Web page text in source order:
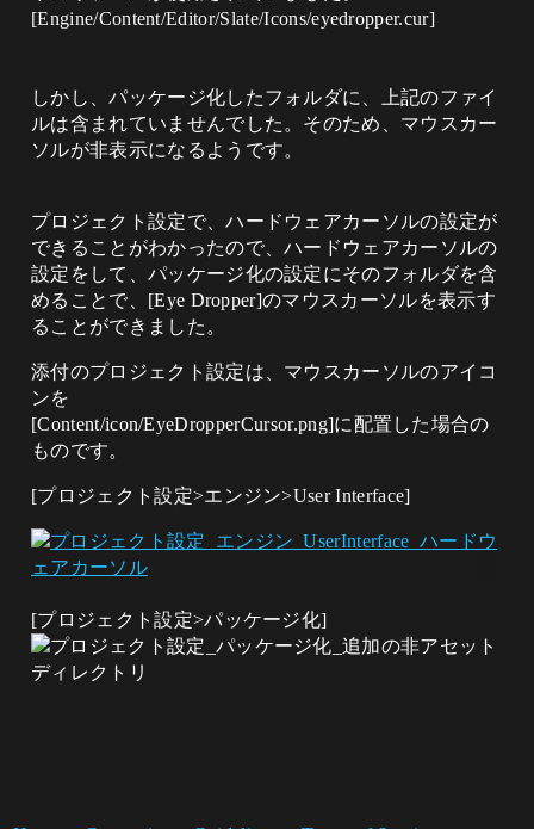
[Engine/Content/Editor/Slate/Icons/eyedropper.cur]
しかし、パッケージ化したフォルダに、上記のファイ
ルは含まれていませんでした。そのため、マウスカー
ソルが非表示になるようです。
プロジェクト設定で、ハードウェアカーソルの設定が
できることがわかったので、ハードウェアカーソルの
設定をして、パッケージ化の設定にそのフォルダを含
めることで、[Eye Dropper]のマウスカーソルを表示す
ることができました。
添付のプロジェクト設定は、マウスカーソルのアイコ
ンを
[Content/icon/EyeDropperCursor.png]に配置した場合の
ものです。
[プロジェクト設定>エンジン>User Interface]
[プロジェクト設定>パッケージ化]